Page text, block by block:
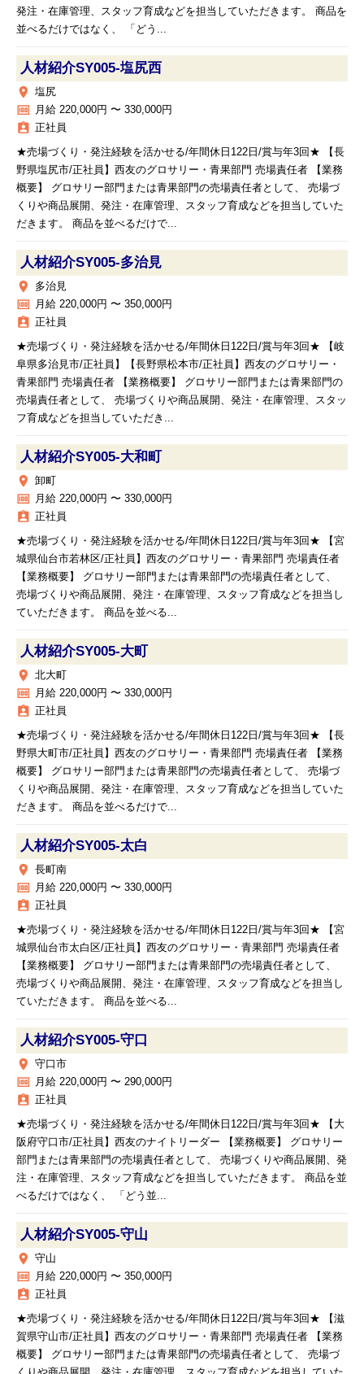
発注・在庫管理、スタッフ育成などを担当していただきます。 商品を
並べるだけではなく、 「どう...
人材紹介SY005‐塩尻西
place 塩尻
money 月給 220,000円 〜 330,000円
assignment_ind 正社員
★売場づくり・発注経験を活かせる/年間休日122日/賞与年3回★ 【長
野県塩尻市/正社員】西友のグロサリー・青果部門 売場責任者 【業務
概要】 グロサリー部門または青果部門の売場責任者として、 売場づ
くりや商品展開、発注・在庫管理、スタッフ育成などを担当していた
だきます。 商品を並べるだけで...
人材紹介SY005‐多治見
place 多治見
money 月給 220,000円 〜 350,000円
assignment_ind 正社員
★売場づくり・発注経験を活かせる/年間休日122日/賞与年3回★ 【岐
阜県多治見市/正社員】【長野県松本市/正社員】西友のグロサリー・
青果部門 売場責任者 【業務概要】 グロサリー部門または青果部門の
売場責任者として、 売場づくりや商品展開、発注・在庫管理、スタッ
フ育成などを担当していただき...
人材紹介SY005‐大和町
place 卸町
money 月給 220,000円 〜 330,000円
assignment_ind 正社員
★売場づくり・発注経験を活かせる/年間休日122日/賞与年3回★ 【宮
城県仙台市若林区/正社員】西友のグロサリー・青果部門 売場責任者
【業務概要】 グロサリー部門または青果部門の売場責任者として、
売場づくりや商品展開、発注・在庫管理、スタッフ育成などを担当し
ていただきます。 商品を並べる...
人材紹介SY005‐大町
place 北大町
money 月給 220,000円 〜 330,000円
assignment_ind 正社員
★売場づくり・発注経験を活かせる/年間休日122日/賞与年3回★ 【長
野県大町市/正社員】西友のグロサリー・青果部門 売場責任者 【業務
概要】 グロサリー部門または青果部門の売場責任者として、 売場づ
くりや商品展開、発注・在庫管理、スタッフ育成などを担当していた
だきます。 商品を並べるだけで...
人材紹介SY005‐太白
place 長町南
money 月給 220,000円 〜 330,000円
assignment_ind 正社員
★売場づくり・発注経験を活かせる/年間休日122日/賞与年3回★ 【宮
城県仙台市太白区/正社員】西友のグロサリー・青果部門 売場責任者
【業務概要】 グロサリー部門または青果部門の売場責任者として、
売場づくりや商品展開、発注・在庫管理、スタッフ育成などを担当し
ていただきます。 商品を並べる...
人材紹介SY005‐守口
place 守口市
money 月給 220,000円 〜 290,000円
assignment_ind 正社員
★売場づくり・発注経験を活かせる/年間休日122日/賞与年3回★ 【大
阪府守口市/正社員】西友のナイトリーダー 【業務概要】 グロサリー
部門または青果部門の売場責任者として、 売場づくりや商品展開、発
注・在庫管理、スタッフ育成などを担当していただきます。 商品を並
べるだけではなく、 「どう並...
人材紹介SY005‐守山
place 守山
money 月給 220,000円 〜 350,000円
assignment_ind 正社員
★売場づくり・発注経験を活かせる/年間休日122日/賞与年3回★ 【滋
賀県守山市/正社員】西友のグロサリー・青果部門 売場責任者 【業務
概要】 グロサリー部門または青果部門の売場責任者として、 売場づ